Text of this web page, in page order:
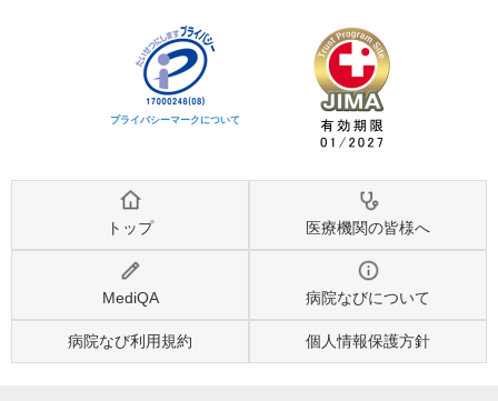
プライバシーマークについて
トップ 医療機関の皆様へ
MediQA 病院なびについて
病院なび利用規約 個人情報保護方針